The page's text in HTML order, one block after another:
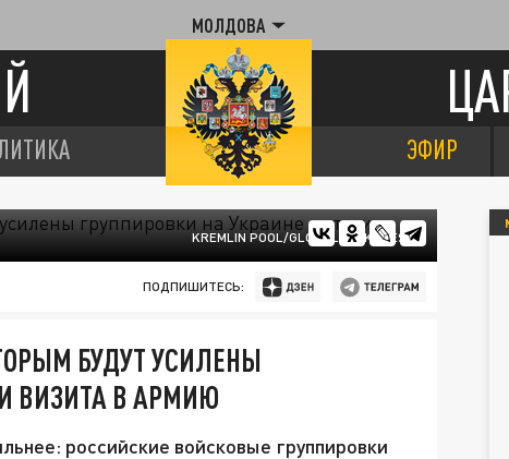
МОЛДОВА
ЭФИР
KREMLIN POOL/GLOBALLOOKPRESS
ПОДПИШИТЕСЬ:
БУДУТ УСИЛЕНЫ
ВИЗИТА В АРМИЮ
российские войсковые группировки